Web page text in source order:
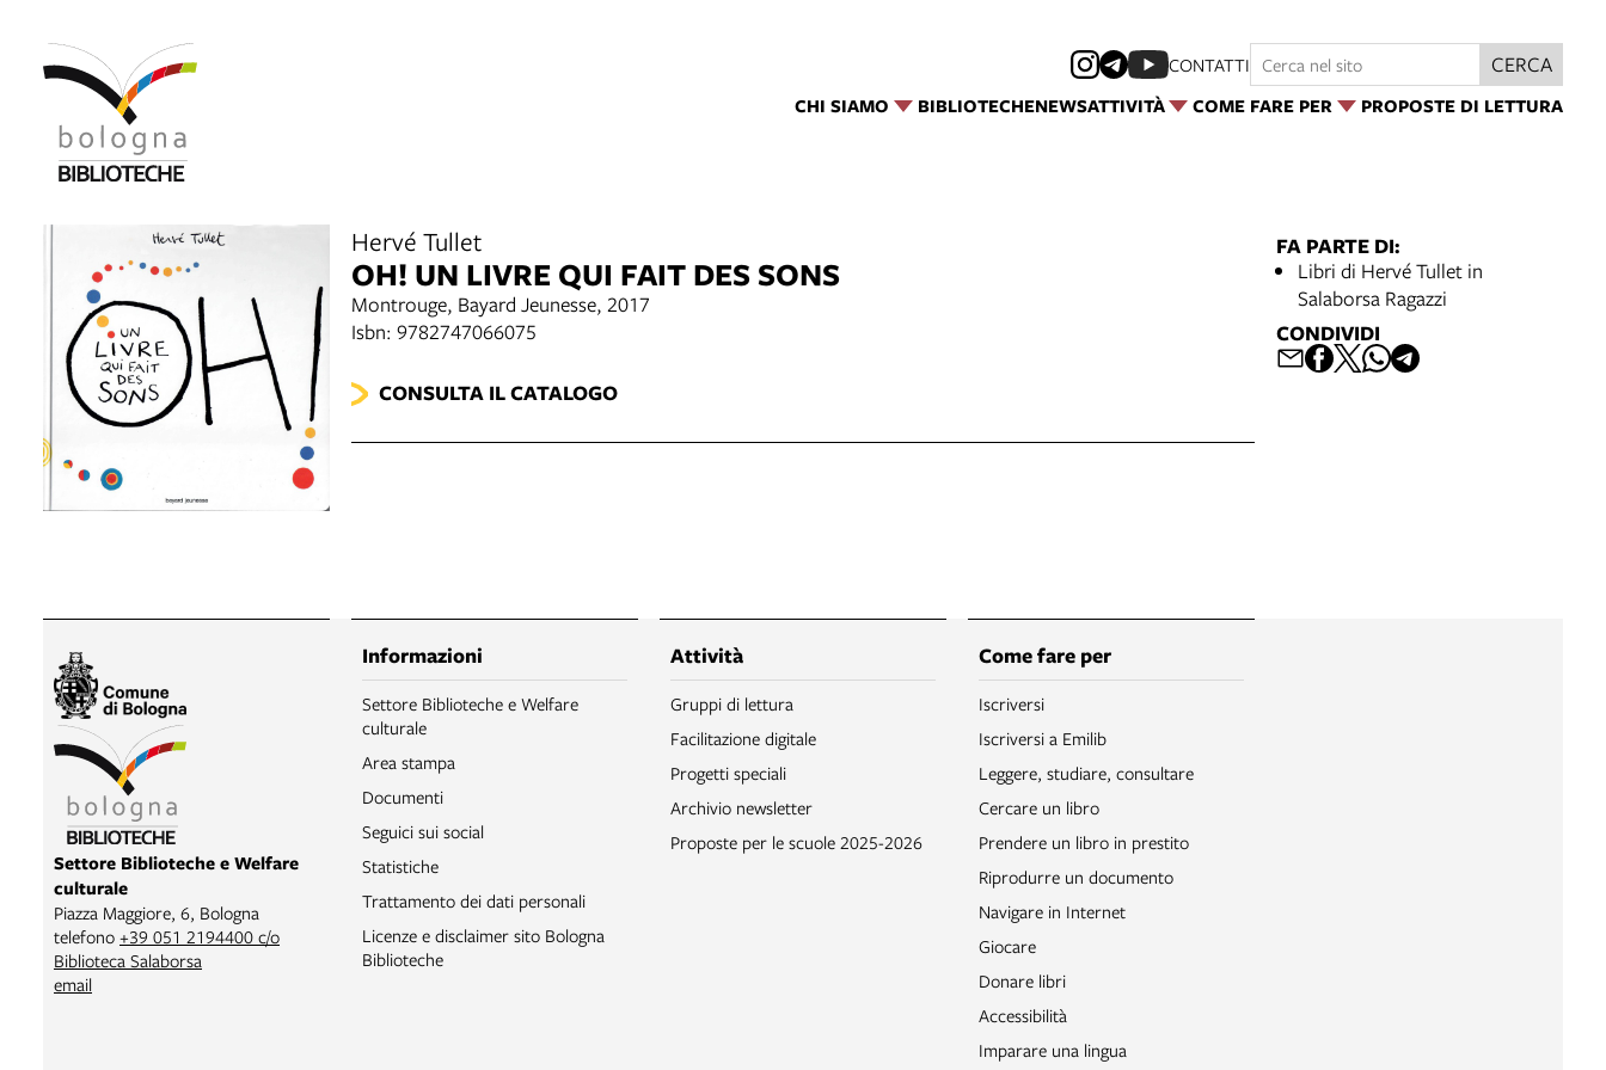
CHI SIAMO BIBLIOTECHENEWSATTIVITÀ COME FARE PER PROPOSTE DI LETTURA
CONTATTI CERCA
Hervé Tullet
OH! UN LIVRE QUI FAIT DES SONS
Montrouge, Bayard Jeunesse, 2017
Isbn: 9782747066075
CONSULTA IL CATALOGO
FA PARTE DI:
Libri di Hervé Tullet in
Salaborsa Ragazzi
CONDIVIDI
Settore Biblioteche e Welfare
culturale
Piazza Maggiore, 6, Bologna
telefono +39 051 2194400 c/o
Biblioteca Salaborsa
email
Informazioni
Settore Biblioteche e Welfare
culturale
Area stampa
Documenti
Seguici sui social
Statistiche
Trattamento dei dati personali
Licenze e disclaimer sito Bologna
Biblioteche
Attività
Gruppi di lettura
Facilitazione digitale
Progetti speciali
Archivio newsletter
Proposte per le scuole 2025-2026
Come fare per
Iscriversi
Iscriversi a Emilib
Leggere, studiare, consultare
Cercare un libro
Prendere un libro in prestito
Riprodurre un documento
Navigare in Internet
Giocare
Donare libri
Accessibilità
Imparare una lingua